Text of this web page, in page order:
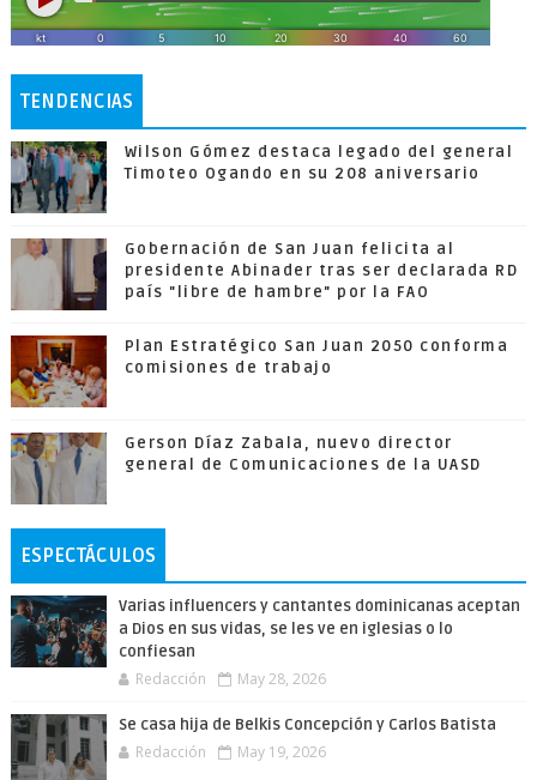
TENDENCIAS
Wilson Gómez destaca legado del general
Timoteo Ogando en su 208 aniversario
Gobernación de San Juan felicita al
presidente Abinader tras ser declarada RD
país "libre de hambre" por la FAO
Plan Estratégico San Juan 2050 conforma
comisiones de trabajo
Gerson Díaz Zabala, nuevo director
general de Comunicaciones de la UASD
ESPECTÁCULOS
Varias influencers y cantantes dominicanas aceptan
a Dios en sus vidas, se les ve en iglesias o lo
confiesan
Redacción May 28, 2026
Se casa hija de Belkis Concepción y Carlos Batista
Redacción May 19, 2026